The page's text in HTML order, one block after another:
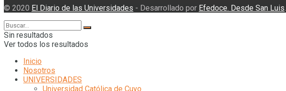
© 2020 El Diario de las Universidades - Desarrollado por Efedoce. Desde San Luis.
Sin resultados
Ver todos los resultados
Inicio
Nosotros
UNIVERSIDADES
Universidad Católica de Cuyo